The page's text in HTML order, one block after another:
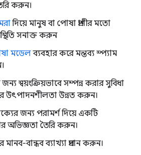
করুন।
দিয়ে মানুষ বা পোষা প্রাণীর মতো
সনাক্ত করুন
মডেলব্যবহার করে মন্তব্য স্প্যাম
স্বয়ংক্রিয়ভাবে সম্পন্ন করার সুবিধা
উৎপাদনশীলতা উন্নত করুন।
জন্য পরামর্শ দিয়ে একটি
অভিজ্ঞতা তৈরি করুন।
বান্ধব ব্যাখ্যা প্রদান করুন।